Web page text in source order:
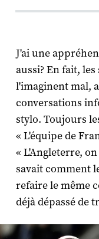
J'ai une
aussi? En fait,
l'imaginent mal,
conversations
stylo. Toujours
« L'équipe de
« L'Angleterre,
savait comment
refaire le même
déjà dépassé de